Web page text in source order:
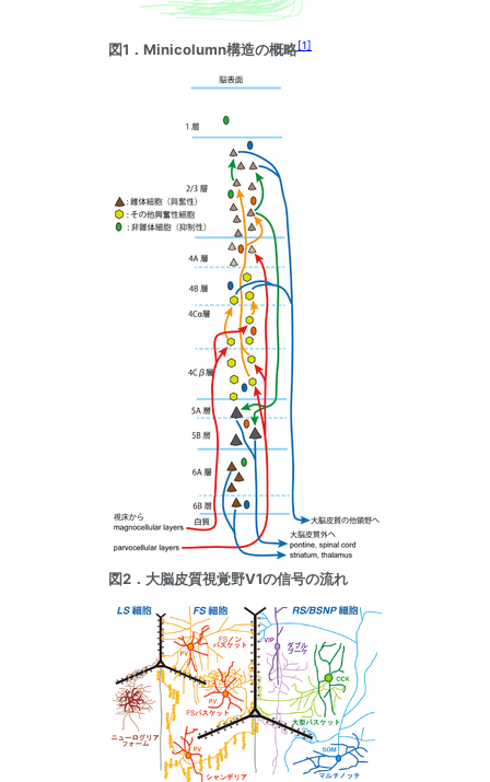
図1．Minicolumn構造の概略[1]
図2．大脳皮質視覚野V1の信号の流れ